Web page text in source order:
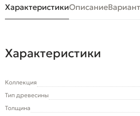
ХарактеристикиОписание
Характеристики
Коллекция
Тип древесины
Толщина